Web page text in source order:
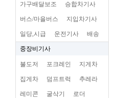
가구배달보조 승합차기사
버스/마을버스 지입차기사
일당,시급 운전기사 배송
중장비기사
불도저 포크레인 지게차
집게차 덤프트럭 추레라
레미콘 굴삭기 로더